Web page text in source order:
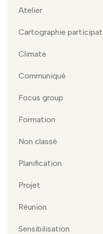
Atelier
Cartographie
Climate
Communiqué
Focus group
Formation
Non classé
Planification
Projet
Réunion
Sensibilisation